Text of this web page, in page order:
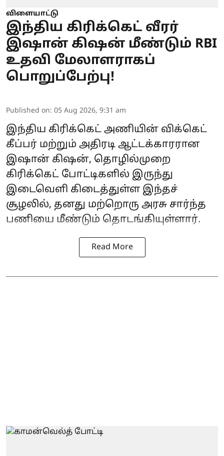
விளையாட்டு
இந்திய கிரிக்கெட் வீரர்
இஷான் கிஷன் மீண்டும் RBI
உதவி மேலாளராகப்
பொறுப்பேற்பு!
Published on: 05 Aug 2026, 9:31 am
இந்திய கிரிக்கெட் அணியின் விக்கெட்
கீப்பர் மற்றும் அதிரடி ஆட்டக்காரரான
இஷான் கிஷன், தொழில்முறை
கிரிக்கெட் போட்டிகளில் இருந்து
இடைவெளி கிடைத்துள்ள இந்தச்
சூழலில், தனது மற்றொரு அரசு சார்ந்த
பணியை மீண்டும் தொடங்கியுள்ளார்.
Read More